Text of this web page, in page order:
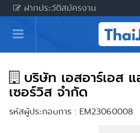
ฝากประวัติสมัครงาน
หน้าหลัก
ผู้สมัครงาน: เข้าสู่ระบบ
ฝากประวัติสมัครงาน
เกร็ดความรู้
บริษัท เอสอาร์เอส
เซอร์วิส จำกัด
รหัสผู้ประกอบการ : EM23060008